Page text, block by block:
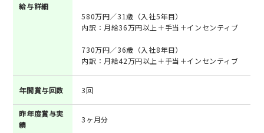
給与詳細
580万円／31歳（入社5年目）
内訳：月給36万円以上＋手当＋インセンティブ
730万円／36歳（入社8年目）
内訳：月給42万円以上＋手当＋インセンティブ
年間賞与回数 3回
昨年度賞与実
績
3ヶ月分